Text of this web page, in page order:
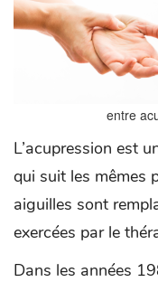
entre
L’acupression est
qui suit les mêmes
aiguilles sont
exercées par le
Dans les années